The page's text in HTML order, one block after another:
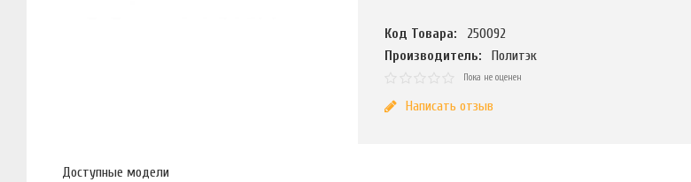
Код Товара:
250092
Производитель:
Политэк
Пока не оценен
Написать отзыв
Доступные модели